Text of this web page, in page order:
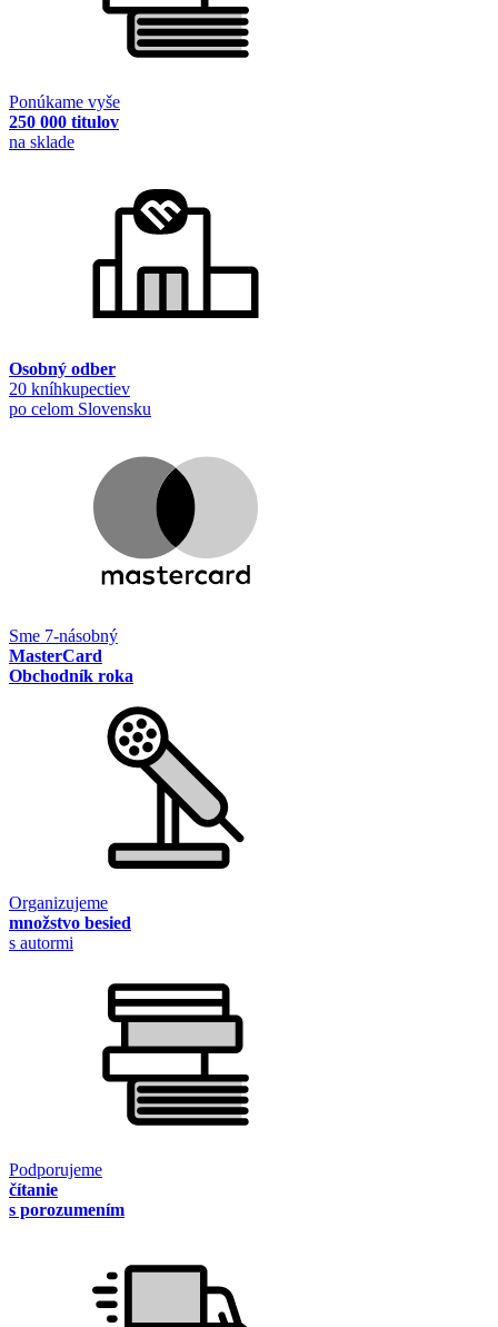
Ponúkame vyše
250 000 titulov
na sklade
Osobný odber
20 kníhkupectiev
po celom Slovensku
Sme 7-násobný
MasterCard
Obchodník roka
Organizujeme
množstvo besied
s autormi
Podporujeme
čítanie
s porozumením